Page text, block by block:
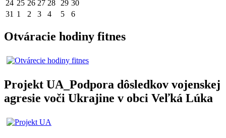
24 25 26 27 28 29 30
31 1 2 3 4 5 6
Otváracie hodiny fitnes
Projekt UA_Podpora dôsledkov vojenskej
agresie voči Ukrajine v obci Veľká Lúka